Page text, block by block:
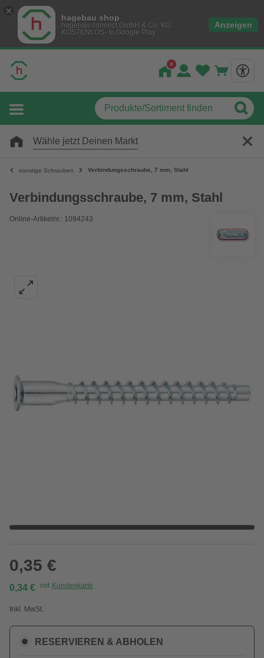
hagebau shop
hagebau connect GmbH & Co. KG
KOSTENLOS- In Google Play
Anzeigen
Wähle jetzt Deinen Markt
sonstige Schrauben Verbindungsschraube, 7 mm, Stahl
Verbindungsschraube, 7 mm, Stahl
Online-Artikelnr.: 1094243
0,35 €
0,34 € mit Kundenkarte
Inkl. MwSt.
RESERVIEREN & ABHOLEN